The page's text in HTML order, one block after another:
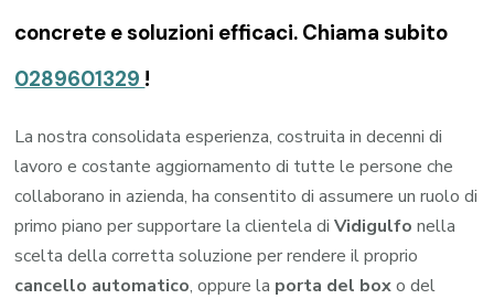
concrete e soluzioni efficaci. Chiama subito
0289601329 !
La nostra consolidata esperienza, costruita in decenni di
lavoro e costante aggiornamento di tutte le persone che
collaborano in azienda, ha consentito di assumere un ruolo di
primo piano per supportare la clientela diVidigulfo nella
scelta della corretta soluzione per rendere il proprio
cancello automatico, oppure la porta del boxo del